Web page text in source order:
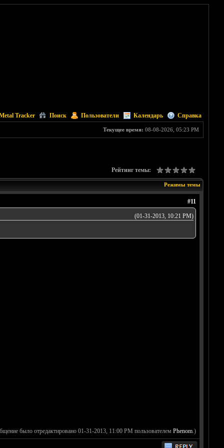
Tracker Поиск Пользователи Календарь Справка
Текущее время: 08-08-2026, 05:23 PM
Рейтинг темы:
Режимы темы
#11
(01-31-2013, 10:21 PM)
было отредактировано 01-31-2013, 11:00 PM пользователем Phenom.)